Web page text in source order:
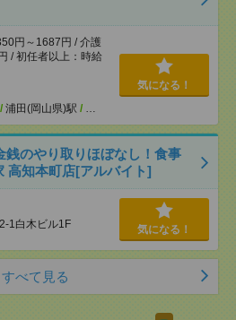
円～1687円 / 介護
/ 初任者以上：時給
/ 浦田(岡山県)駅 /
気になる！
銭のやり取りほぼなし！食事
知本町店[アルバイト]
1白木ビル1F 気になる！
すべて見る